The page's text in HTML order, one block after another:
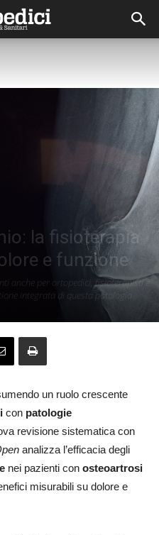
la fisioterapia
e funzione
anche per ortopedici, fisioterapisti e
integrata di questa patologia
un ruolo crescente
con patologie
revisione sistematica con
analizza l’efficacia degli
nei pazienti con osteoartrosi
misurabili su dolore e